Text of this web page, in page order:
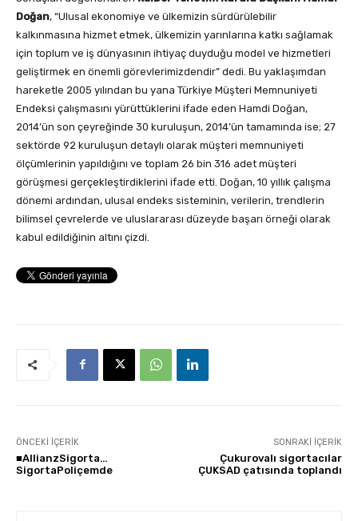
Doğan, “Ulusal ekonomiye ve ülkemizin sürdürülebilir
kalkınmasına hizmet etmek, ülkemizin yarınlarına katkı sağlamak
için toplum ve iş dünyasının ihtiyaç duyduğu model ve hizmetleri
geliştirmek en önemli görevlerimizdendir” dedi. Bu yaklaşımdan
hareketle 2005 yılından bu yana Türkiye Müşteri Memnuniyeti
Endeksi çalışmasını yürüttüklerini ifade eden Hamdi Doğan,
2014’ün son çeyreğinde 30 kuruluşun, 2014’ün tamamında ise; 27
sektörde 92 kuruluşun detaylı olarak müşteri memnuniyeti
ölçümlerinin yapıldığını ve toplam 26 bin 316 adet müşteri
görüşmesi gerçekleştirdiklerini ifade etti. Doğan, 10 yıllık çalışma
dönemi ardından, ulusal endeks sisteminin, verilerin, trendlerin
bilimsel çevrelerde ve uluslararası düzeyde başarı örneği olarak
kabul edildiğinin altını çizdi.
ÖNCEKI İÇERIK
■AllianzSigorta…
SigortaPoliçemde
SONRAKI İÇERIK
Çukurovalı sigortacılar
ÇUKSAD çatısında toplandı